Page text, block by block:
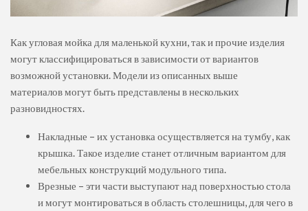
Как угловая мойка для маленькой кухни, так и прочие изделия
могут классифицироваться в зависимости от вариантов
возможной установки. Модели из описанных выше
материалов могут быть представлены в нескольких
разновидностях.
Накладные – их установка осуществляется на тумбу, как
крышка. Такое изделие станет отличным вариантом для
мебельных конструкций модульного типа.
Врезные – эти части выступают над поверхностью стола
и могут монтироваться в область столешницы, для чего в